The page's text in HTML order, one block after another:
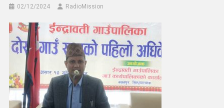
02/12/2024 RadioMission